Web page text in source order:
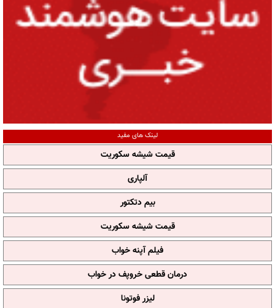
لینک های مفید
قیمت شیشه سکوریت
آلپاری
بیم دتکتور
قیمت شیشه سکوریت
فیلم آپنه خواب
درمان قطعی خروپف در خواب
لیزر فوتونا